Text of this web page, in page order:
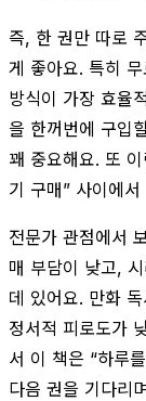
즉, 한 권만 따로
게 좋아요. 특히
방식이 가장 효율
을 한꺼번에 구입
꽤 중요해요. 또
기 구매” 사이에
전문가 관점에서
매 부담이 낮고,
데 있어요. 만화
정서적 피로도가
서 이 책은 “하루
다음 권을 기다리